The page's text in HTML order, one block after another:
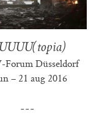
Forum Düsseldorf
– 21 aug 2016